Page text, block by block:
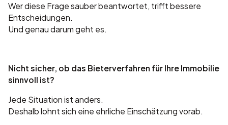
Wer diese Frage sauber beantwortet, trifft bessere
Entscheidungen.
Und genau darum geht es.
Nicht sicher, ob das Bieterverfahren für Ihre Immobilie
sinnvoll ist?
Jede Situation ist anders.
Deshalb lohnt sich eine ehrliche Einschätzung vorab.